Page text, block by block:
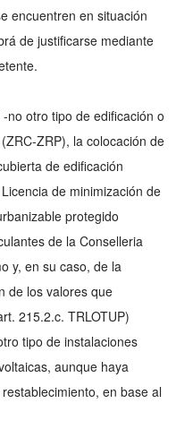
encuentren en situación
de justificarse mediante
no otro tipo de edificación o
ZRP), la colocación de
de edificación
de minimización de
protegido
de la Conselleria
y, en su caso, de la
de los valores que
215.2.c. TRLOTUP)
tipo de instalaciones
aunque haya
en base al